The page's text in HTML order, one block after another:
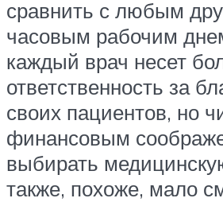
сравнить с любым
часовым рабочим
каждый врач несет
ответственность за
своих пациентов, но
финансовым
выбирать
также, похоже, мало